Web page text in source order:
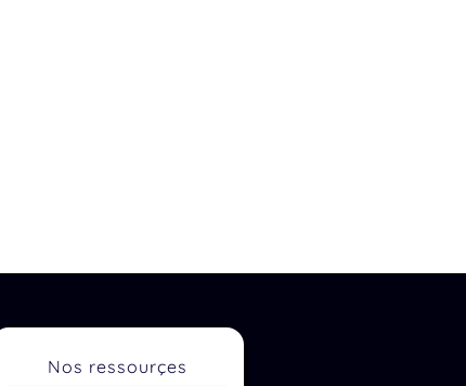
Nos ressourçes